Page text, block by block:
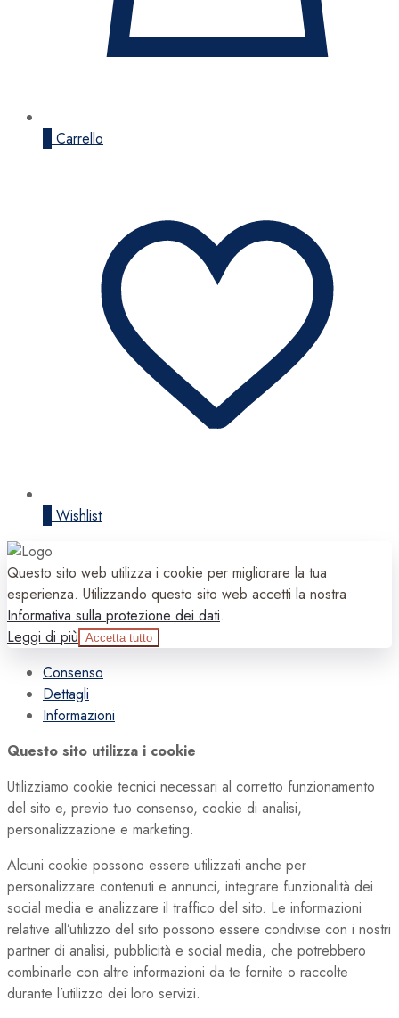
Carrello
Wishlist
Questo sito web utilizza i cookie per migliorare la tua
esperienza. Utilizzando questo sito web accetti la nostra
Informativa sulla protezione dei dati.
Leggi di più Accetta tutto
Consenso
Dettagli
Informazioni
Questo sito utilizza i cookie
Utilizziamo cookie tecnici necessari al corretto funzionamento
del sito e, previo tuo consenso, cookie di analisi,
personalizzazione e marketing.
Alcuni cookie possono essere utilizzati anche per
personalizzare contenuti e annunci, integrare funzionalità dei
social media e analizzare il traffico del sito. Le informazioni
relative all’utilizzo del sito possono essere condivise con i nostri
partner di analisi, pubblicità e social media, che potrebbero
combinarle con altre informazioni da te fornite o raccolte
durante l’utilizzo dei loro servizi.